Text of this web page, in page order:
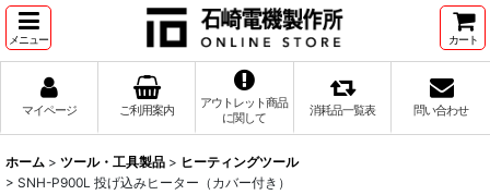
メニュー カート
マイページ ご利用案内
アウトレット商品
に関して
消耗品一覧表 問い合わせ
ホーム > ツール・工具製品 > ヒーティングツール
> SNH-P900L 投げ込みヒーター（カバー付き）